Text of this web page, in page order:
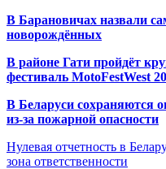
В Барановичах назвали
новорождённых
В районе Гати пройдёт
фестиваль MotoFestWest
В Беларуси сохраняются
из-за пожарной опасности
Нулевая отчетность в
зона ответственности